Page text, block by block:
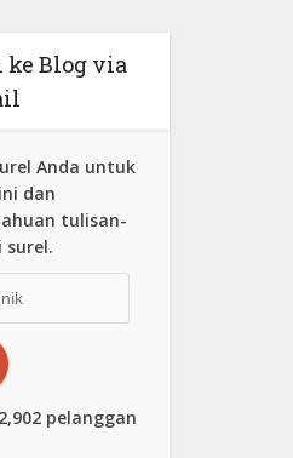
ke Blog via
Anda untuk
dan
tulisan-
pelanggan